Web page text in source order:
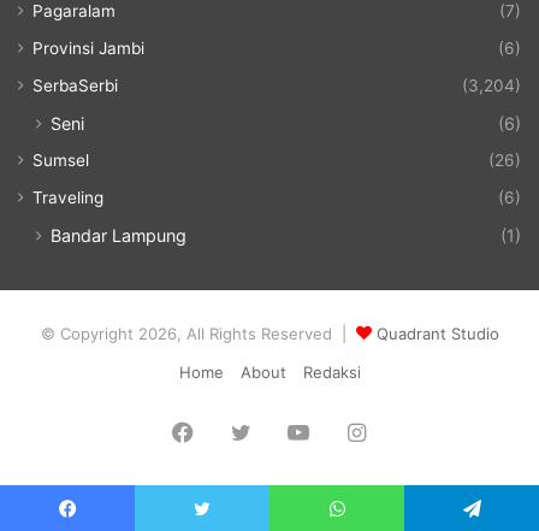
Pagaralam
(7)
Provinsi Jambi
(6)
SerbaSerbi
(3,204)
Seni (6)
Sumsel
(26)
Traveling
(6)
Bandar Lampung (1)
© Copyright 2026, All Rights Reserved |
Quadrant Studio
Home
About Redaksi
Facebook
Twitter YouTubeInstagram